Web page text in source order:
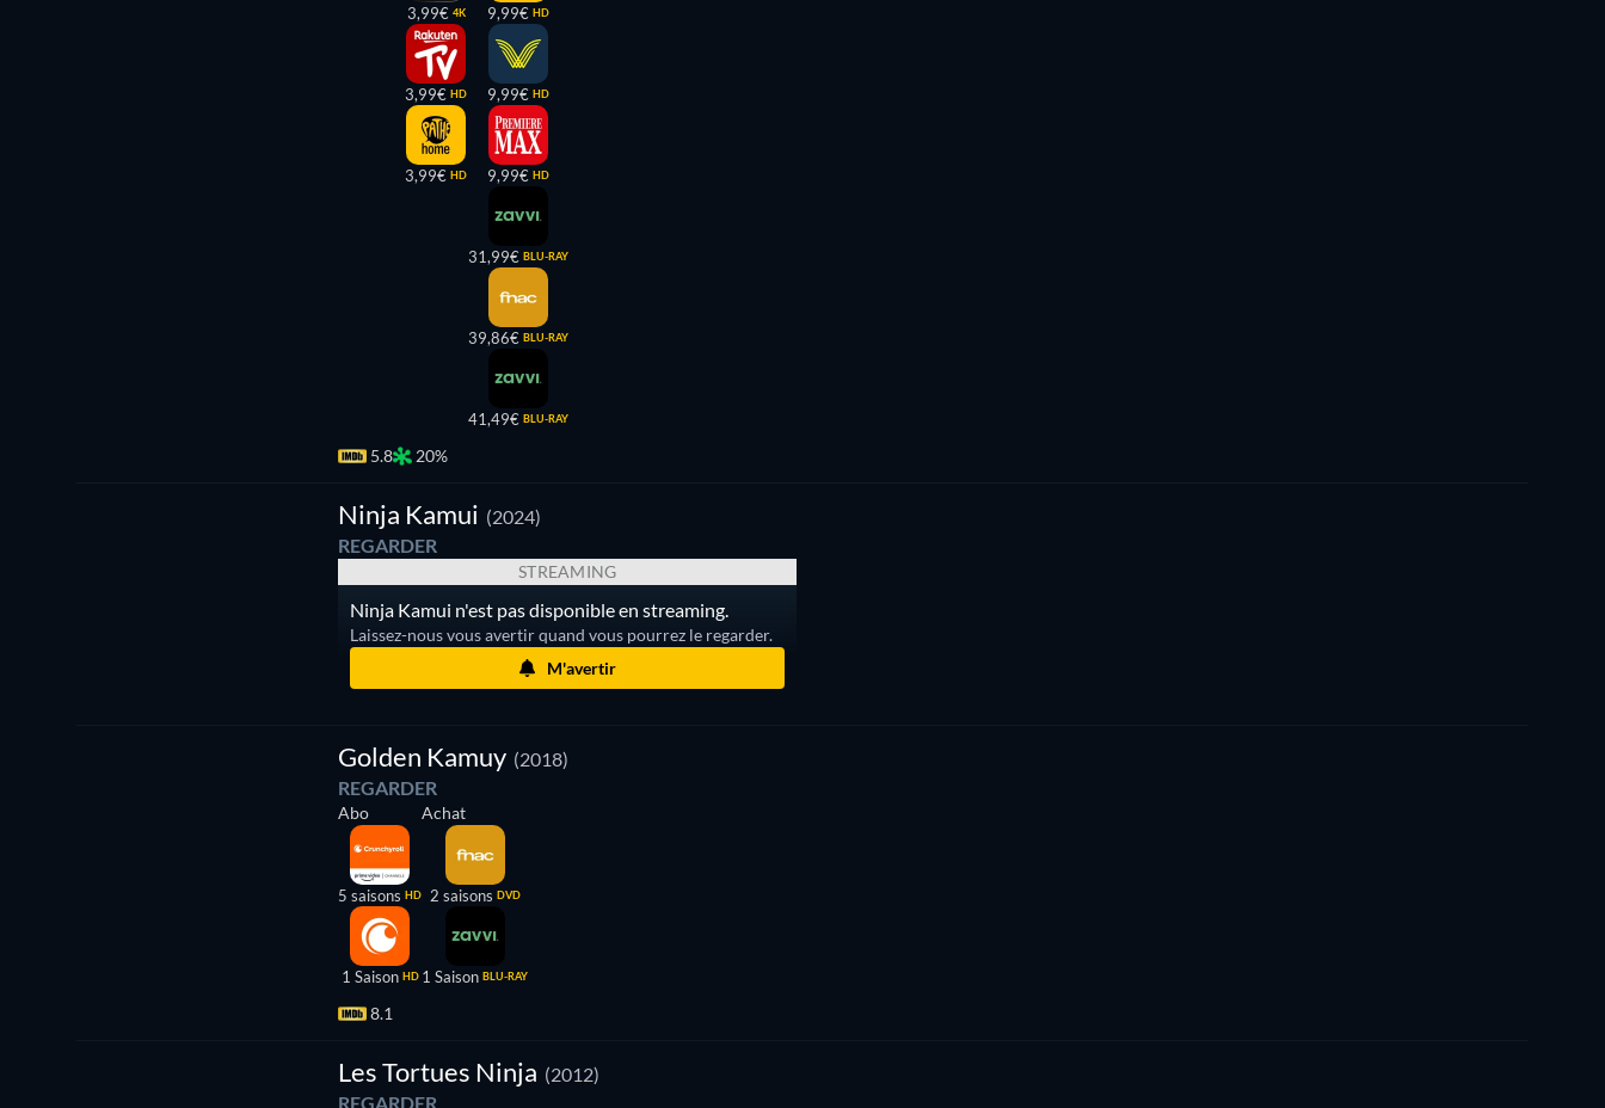
3,99€ 4K
3,99€ HD
3,99€ HD
9,99€ HD
9,99€ HD
9,99€ HD
31,99€ BLU-RAY
39,86€ BLU-RAY
41,49€ BLU-RAY
5.8
20%
Ninja Kamui (2024)
REGARDER
STREAMING
Ninja Kamui n'est pas disponible en streaming.
Laissez-nous vous avertir quand vous pourrez le regarder.
M'avertir
Golden Kamuy (2018)
REGARDER
Abo
5 saisons HD
1 Saison HD
Achat
2 saisons DVD
1 Saison BLU-RAY
8.1
Les Tortues Ninja (2012)
REGARDER